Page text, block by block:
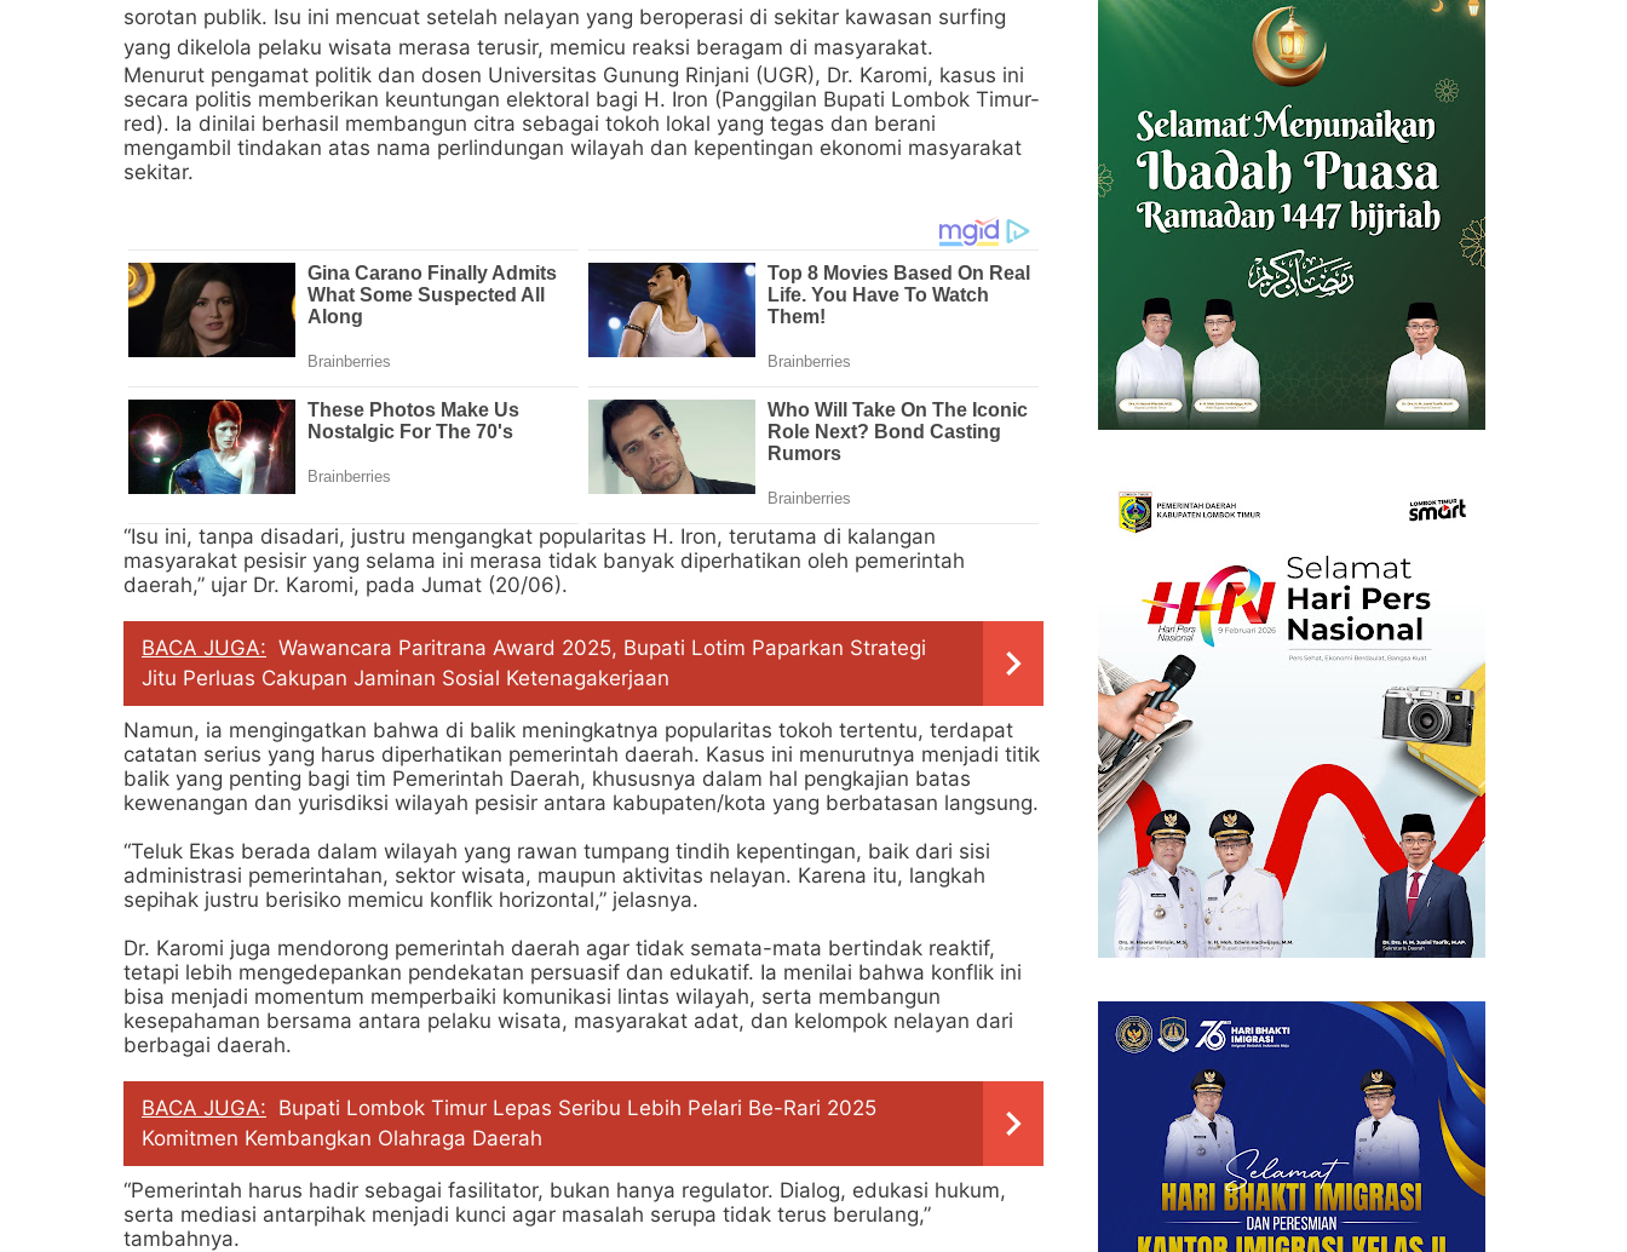
sorotan publik. Isu ini mencuat setelah nelayan yang beroperasi di sekitar kawasan surfing
yang dikelola pelaku wisata merasa terusir, memicu reaksi beragam di masyarakat.
Menurut pengamat politik dan dosen Universitas Gunung Rinjani (UGR), Dr. Karomi, kasus ini
secara politis memberikan keuntungan elektoral bagi H. Iron (Panggilan Bupati Lombok Timur-
red). Ia dinilai berhasil membangun citra sebagai tokoh lokal yang tegas dan berani
mengambil tindakan atas nama perlindungan wilayah dan kepentingan ekonomi masyarakat
sekitar.
“Isu ini, tanpa disadari, justru mengangkat popularitas H. Iron, terutama di kalangan
masyarakat pesisir yang selama ini merasa tidak banyak diperhatikan oleh pemerintah
daerah,” ujar Dr. Karomi, pada Jumat (20/06).
BACA JUGA: Wawancara Paritrana Award 2025, Bupati Lotim Paparkan Strategi
Jitu Perluas Cakupan Jaminan Sosial Ketenagakerjaan
Namun, ia mengingatkan bahwa di balik meningkatnya popularitas tokoh tertentu, terdapat
catatan serius yang harus diperhatikan pemerintah daerah. Kasus ini menurutnya menjadi titik
balik yang penting bagi tim Pemerintah Daerah, khususnya dalam hal pengkajian batas
kewenangan dan yurisdiksi wilayah pesisir antara kabupaten/kota yang berbatasan langsung.
“Teluk Ekas berada dalam wilayah yang rawan tumpang tindih kepentingan, baik dari sisi
administrasi pemerintahan, sektor wisata, maupun aktivitas nelayan. Karena itu, langkah
sepihak justru berisiko memicu konflik horizontal,” jelasnya.
Dr. Karomi juga mendorong pemerintah daerah agar tidak semata-mata bertindak reaktif,
tetapi lebih mengedepankan pendekatan persuasif dan edukatif. Ia menilai bahwa konflik ini
bisa menjadi momentum memperbaiki komunikasi lintas wilayah, serta membangun
kesepahaman bersama antara pelaku wisata, masyarakat adat, dan kelompok nelayan dari
berbagai daerah.
BACA JUGA: Bupati Lombok Timur Lepas Seribu Lebih Pelari Be-Rari 2025
Komitmen Kembangkan Olahraga Daerah
“Pemerintah harus hadir sebagai fasilitator, bukan hanya regulator. Dialog, edukasi hukum,
serta mediasi antarpihak menjadi kunci agar masalah serupa tidak terus berulang,”
tambahnya.